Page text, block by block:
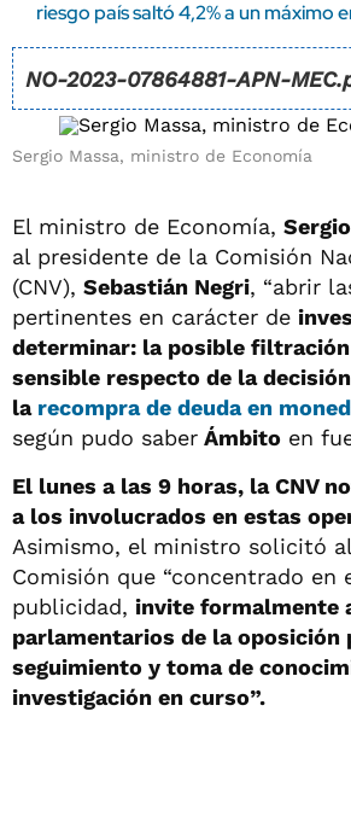
riesgo país saltó 4,2% a un máximo
buscan refugio en bonos indexados
Sergio Massa, ministro de Economía
El ministro de Economía,
al presidente de la Comisión
(CNV), Sebastián Negri, “abrir
pertinentes en carácter de
determinar: la posible
sensible respecto de la
la recompra de deuda en
según pudo saber Ámbito en
El lunes a las 9 horas, la CNV
a los involucrados en estas
Asimismo, el ministro solicitó
Comisión que “concentrado en
publicidad, invite formalmente
parlamentarios de la oposición
seguimiento y toma de
investigación en curso”.
NO-2023-07864881-APN-